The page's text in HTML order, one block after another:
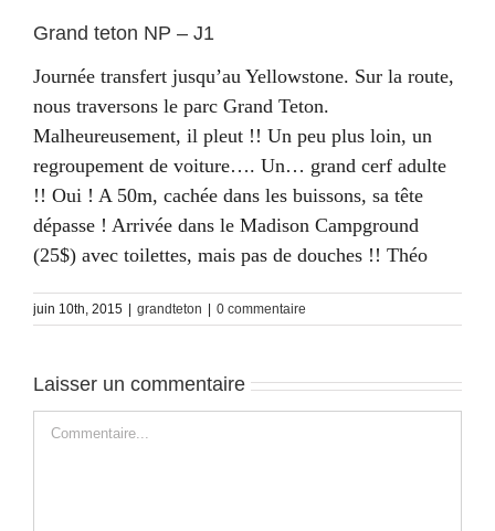
Grand teton NP – J1
Journée transfert jusqu’au Yellowstone. Sur la route,
nous traversons le parc Grand Teton.
Malheureusement, il pleut !! Un peu plus loin, un
regroupement de voiture…. Un… grand cerf adulte
!! Oui ! A 50m, cachée dans les buissons, sa tête
dépasse ! Arrivée dans le Madison Campground
(25$) avec toilettes, mais pas de douches !! Théo
juin 10th, 2015 grandteton 0 commentaire
Laisser un commentaire